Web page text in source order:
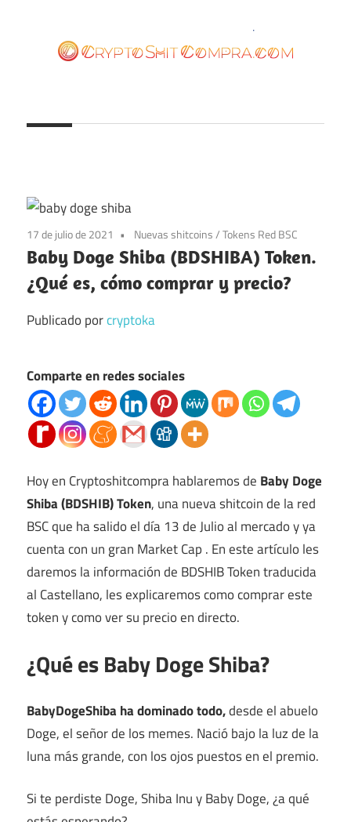
contenido
17 de julio de 2021 Nuevas shitcoins/Tokens Red BSC
Baby Doge Shiba (BDSHIBA) Token.
¿Qué es, cómo comprar y precio?
Publicado porcryptoka
Comparte en redes sociales
Hoy en Cryptoshitcompra hablaremos de Baby Doge
Shiba (BDSHIB) Token, una nueva shitcoin de la red
BSC que ha salido el día 13 de Julio al mercado y ya
cuenta con un gran Market Cap . En este artículo les
daremos la información de BDSHIB Token traducida
al Castellano, les explicaremos como comprar este
token y como ver su precio en directo.
¿Qué es Baby Doge Shiba?
BabyDogeShiba ha dominado todo,desde el abuelo
Doge, el señor de los memes. Nació bajo la luz de la
luna más grande, con los ojos puestos en el premio.
Si te perdiste Doge, Shiba Inu y Baby Doge, ¿a qué